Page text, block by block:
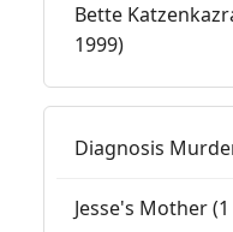
Bette
1999)
Diagnosis
Jesse's Mother